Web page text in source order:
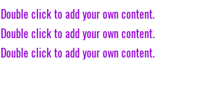
Double click to add your own content.
Double click to add your own content.
Double click to add your own content.